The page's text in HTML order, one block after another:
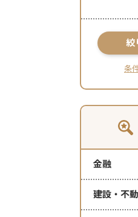
絞
条
金融
建設・不